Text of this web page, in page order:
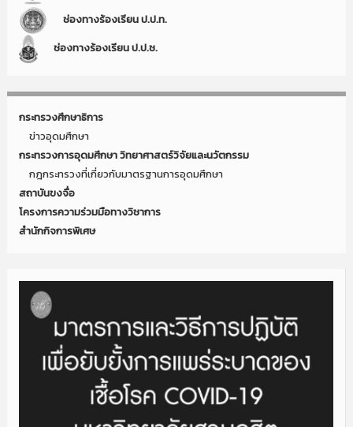
ช่องทางร้องเรียน ป.ป.ท.
ช่องทางร้องเรียน ป.ป.ช.
กระทรวงศึกษาธิการ
ข่าวอุดมศึกษา
กระทรวงการอุดมศึกษา วิทยาศาสตร์วิจัยและนวัตกรรม
กฎกระทรวงที่เกี่ยวกับมาตรฐานการอุดมศึกษา
สถาบันขงจื่อ
โครงการความร่วมมือทางวิชาการ
สำนักกิจการพิเศษ